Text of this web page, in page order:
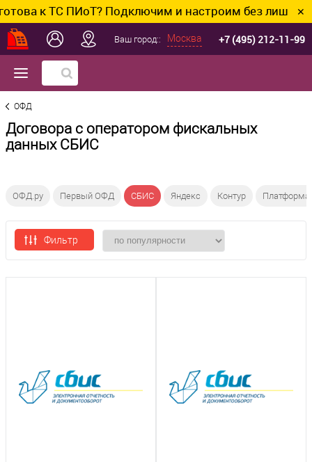
к ТС ПИоТ? Подключим и настроим без лишних ✕
Ваш город:: Москва +7 (495) 212-11-99
ОФД
Договора с оператором фискальных
данных СБИС
ОФД.ру Первый ОФД СБИС Яндекс Контур Платформа
Фильтр